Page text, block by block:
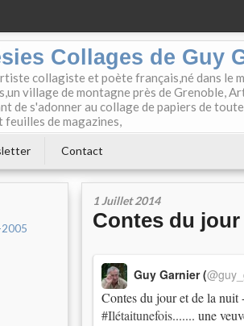
Collages de Guy
collagiste et poète français,né dans le
village de montagne près de Grenoble,
de s'adonner au collage de papiers de
de magazines,
Contact
2005
1 Juillet 2014
Contes du
Contes du jour et de la
#Ilétaitunefois....... une
Guy Garnier (